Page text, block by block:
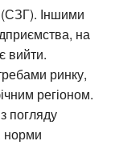
(СЗГ). Іншими
на
вийти.
ринку,
регіоном.
погляду
норми